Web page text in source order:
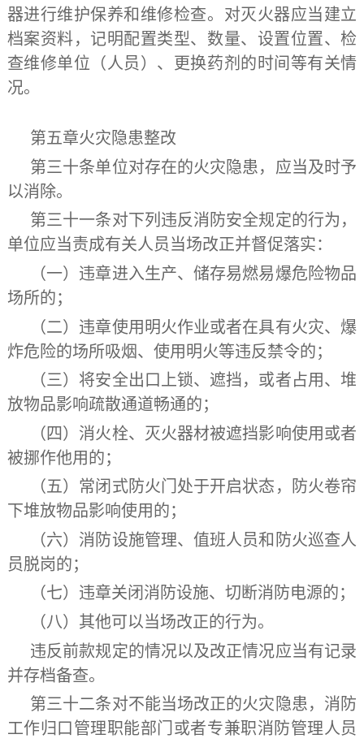
器进行维护保养和维修检查。对灭火器应当建立
档案资料，记明配置类型、数量、设置位置、检
查维修单位（人员）、更换药剂的时间等有关情
况。
第五章火灾隐患整改
第三十条单位对存在的火灾隐患，应当及时予
以消除。
第三十一条对下列违反消防安全规定的行为，
单位应当责成有关人员当场改正并督促落实：
（一）违章进入生产、储存易燃易爆危险物品
场所的；
（二）违章使用明火作业或者在具有火灾、爆
炸危险的场所吸烟、使用明火等违反禁令的；
（三）将安全出口上锁、遮挡，或者占用、堆
放物品影响疏散通道畅通的；
（四）消火栓、灭火器材被遮挡影响使用或者
被挪作他用的；
（五）常闭式防火门处于开启状态，防火卷帘
下堆放物品影响使用的；
（六）消防设施管理、值班人员和防火巡查人
员脱岗的；
（七）违章关闭消防设施、切断消防电源的；
（八）其他可以当场改正的行为。
违反前款规定的情况以及改正情况应当有记录
并存档备查。
第三十二条对不能当场改正的火灾隐患，消防
工作归口管理职能部门或者专兼职消防管理人员